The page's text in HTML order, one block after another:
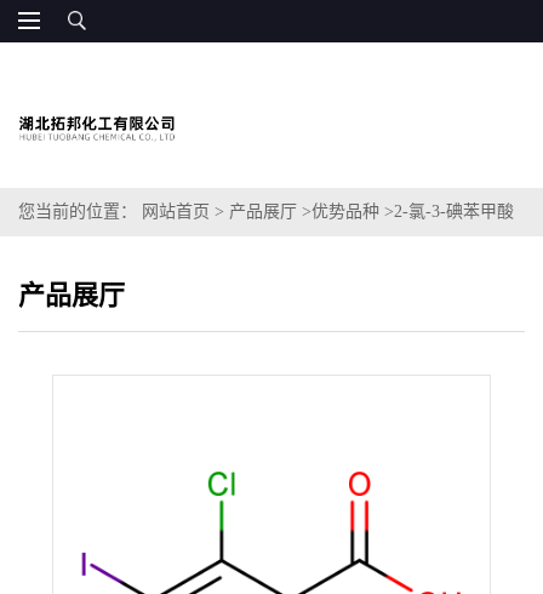
您当前的位置： 网站首页 > 产品展厅 >优势品种 >2-氯-3-碘苯甲酸
产品展厅